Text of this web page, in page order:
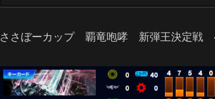
ささぼーカップ 覇竜咆哮 新弾王決定戦